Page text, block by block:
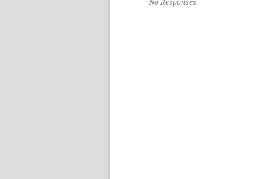
No Responses.